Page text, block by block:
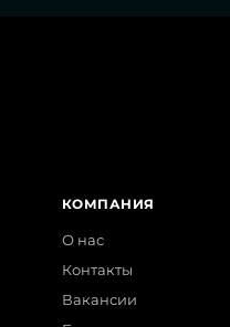
КОМПАНИЯ
О нас
Контакты
Вакансии